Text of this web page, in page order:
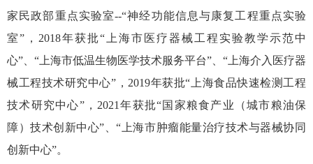
家民政部重点实验室--“神经功能信息与康复工程重点实验
室”， 2018年获批“上海市医疗器械工程实验教学示范中
心”、“上海市低温生物医学技术服务平台”、“上海介入医疗器
械工程技术研究中心”， 2019年获批“上海食品快速检测工程
技术研究中心”， 2021 年获批“国家粮食产业（城市粮油保
障）技术创新中心”、“上海市肿瘤能量治疗技术与器械协同
创新中心”。